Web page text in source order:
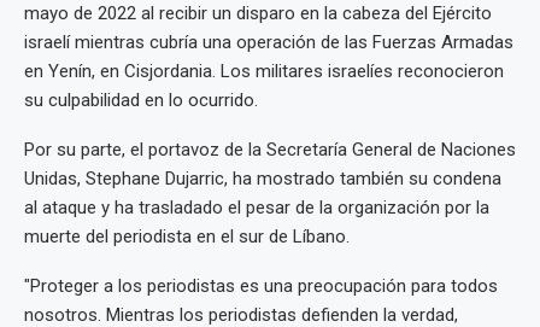
mayo de 2022 al recibir un disparo en la cabeza del Ejército
israelí mientras cubría una operación de las Fuerzas Armadas
en Yenín, en Cisjordania. Los militares israelíes reconocieron
su culpabilidad en lo ocurrido.
Por su parte, el portavoz de la Secretaría General de Naciones
Unidas, Stephane Dujarric, ha mostrado también su condena
al ataque y ha trasladado el pesar de la organización por la
muerte del periodista en el sur de Líbano.
"Proteger a los periodistas es una preocupación para todos
nosotros. Mientras los periodistas defienden la verdad,